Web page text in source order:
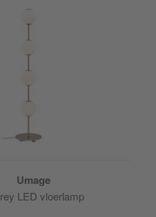
Umage
LED vloerlamp